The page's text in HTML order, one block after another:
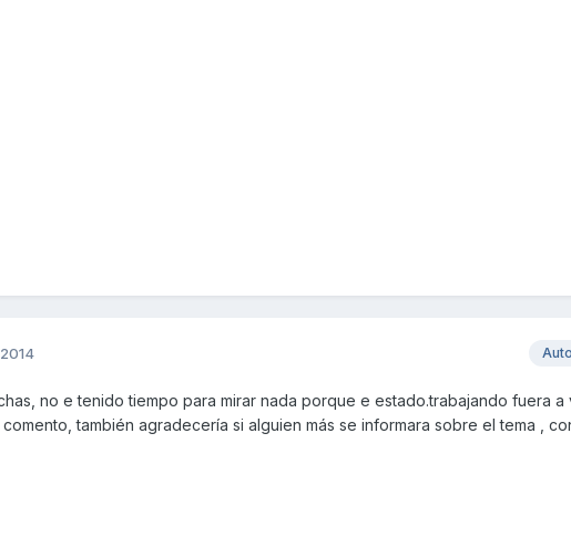
no e tenido tiempo para mirar nada porque e estado.trabajando fuera a
también agradecería si alguien más se informara sobre el tema ,